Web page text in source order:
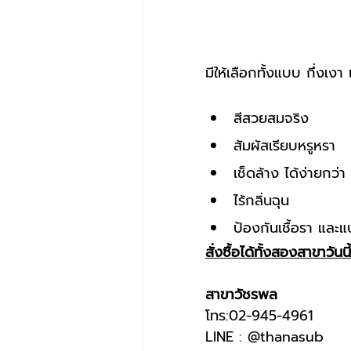
มีให้เลือกทั้งแบบ กึ่งเงา
สีสวยสมจริง
สัมผัสเรียบหรูหรา
เช็ดล้าง ได้ง่ายกว่า
ไร้กลิ่นฉุน
ป้องกันเชื้อรา และ
สั่งซื้อได้ทั้งสองสาขาวันนี้
สาขาวัชรพล
โทร:02-945-4961
LINE : @thanasub